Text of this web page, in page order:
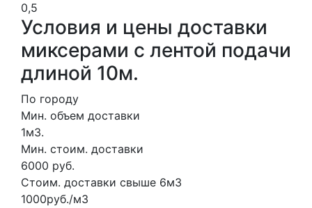
0,5
Условия и цены доставки
миксерами с лентой подачи
длиной 10м.
По городу
Мин. объем доставки
1м3.
Мин. стоим. доставки
6000 руб.
Стоим. доставки свыше 6м3
1000руб./м3